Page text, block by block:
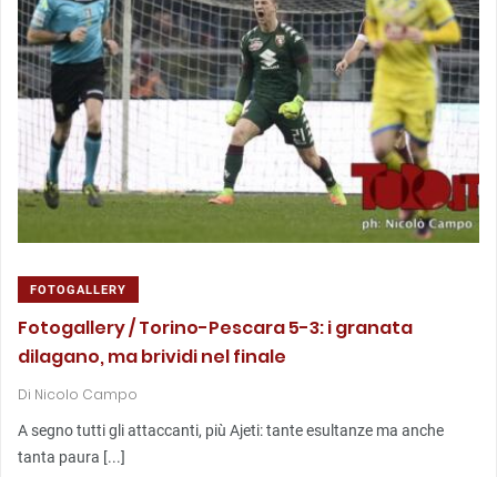
FOTOGALLERY
Fotogallery / Torino-Pescara 5-3: i granata
dilagano, ma brividi nel finale
Di Nicolo Campo
A segno tutti gli attaccanti, più Ajeti: tante esultanze ma anche
tanta paura [...]